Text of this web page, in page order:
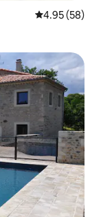
レビュー58
4.95 (58)